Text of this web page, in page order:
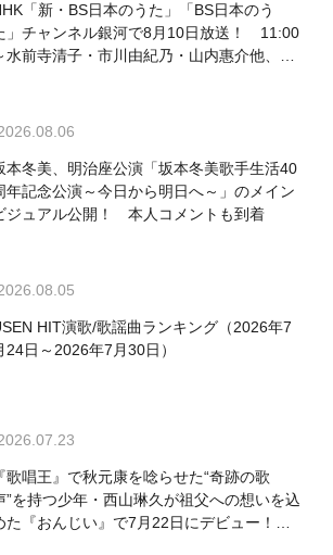
「新・BS日本のうた」「BS日本のう
」チャンネル銀河で8月10日放送！ 11:00
水前寺清子・市川由紀乃・山内惠介他、
本冬美、明治座公演「坂本冬美歌手生活40
年記念公演～今日から明日へ～」のメイン
ジュアル公開！ 本人コメントも到着
HIT演歌/歌謡曲ランキング（2026年7
24日～2026年7月30日）
『歌唱王』で秋元康を唸らせた“奇跡の歌
”を持つ少年・西山琳久が祖父への想いを込
た『おんじい』で7月22日にデビュー！